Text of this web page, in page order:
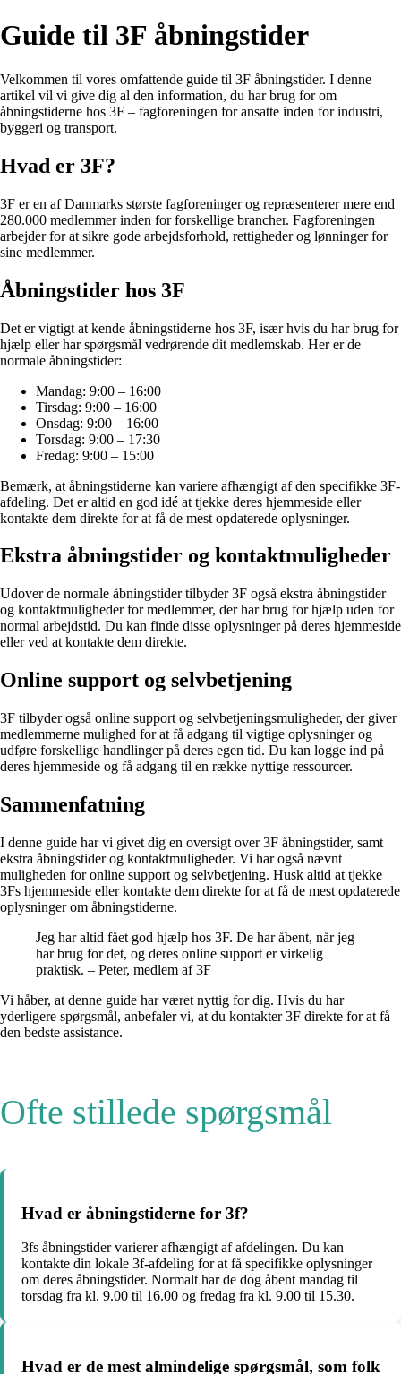
Guide til 3F åbningstider
Velkommen til vores omfattende guide til 3F åbningstider. I denne
artikel vil vi give dig al den information, du har brug for om
åbningstiderne hos 3F – fagforeningen for ansatte inden for industri,
byggeri og transport.
Hvad er 3F?
3F er en af Danmarks største fagforeninger og repræsenterer mere end
280.000 medlemmer inden for forskellige brancher. Fagforeningen
arbejder for at sikre gode arbejdsforhold, rettigheder og lønninger for
sine medlemmer.
Åbningstider hos 3F
Det er vigtigt at kende åbningstiderne hos 3F, især hvis du har brug for
hjælp eller har spørgsmål vedrørende dit medlemskab. Her er de
normale åbningstider:
Mandag: 9:00 – 16:00
Tirsdag: 9:00 – 16:00
Onsdag: 9:00 – 16:00
Torsdag: 9:00 – 17:30
Fredag: 9:00 – 15:00
Bemærk, at åbningstiderne kan variere afhængigt af den specifikke 3F-
afdeling. Det er altid en god idé at tjekke deres hjemmeside eller
kontakte dem direkte for at få de mest opdaterede oplysninger.
Ekstra åbningstider og kontaktmuligheder
Udover de normale åbningstider tilbyder 3F også ekstra åbningstider
og kontaktmuligheder for medlemmer, der har brug for hjælp uden for
normal arbejdstid. Du kan finde disse oplysninger på deres hjemmeside
eller ved at kontakte dem direkte.
Online support og selvbetjening
3F tilbyder også online support og selvbetjeningsmuligheder, der giver
medlemmerne mulighed for at få adgang til vigtige oplysninger og
udføre forskellige handlinger på deres egen tid. Du kan logge ind på
deres hjemmeside og få adgang til en række nyttige ressourcer.
Sammenfatning
I denne guide har vi givet dig en oversigt over 3F åbningstider, samt
ekstra åbningstider og kontaktmuligheder. Vi har også nævnt
muligheden for online support og selvbetjening. Husk altid at tjekke
3Fs hjemmeside eller kontakte dem direkte for at få de mest opdaterede
oplysninger om åbningstiderne.
Jeg har altid fået god hjælp hos 3F. De har åbent, når jeg
har brug for det, og deres online support er virkelig
praktisk. – Peter, medlem af 3F
Vi håber, at denne guide har været nyttig for dig. Hvis du har
yderligere spørgsmål, anbefaler vi, at du kontakter 3F direkte for at få
den bedste assistance.
Ofte stillede spørgsmål
Hvad er åbningstiderne for 3f?
3fs åbningstider varierer afhængigt af afdelingen. Du kan
kontakte din lokale 3f-afdeling for at få specifikke oplysninger
om deres åbningstider. Normalt har de dog åbent mandag til
torsdag fra kl. 9.00 til 16.00 og fredag fra kl. 9.00 til 15.30.
Hvad er de mest almindelige spørgsmål, som folk